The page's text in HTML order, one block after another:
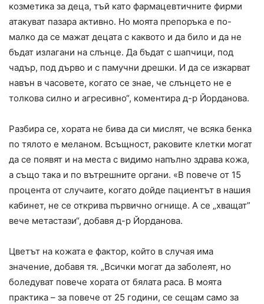
козметика за деца, тъй като фармацевтичните фирми
атакуват пазара активно. Но моята препоръка е по-
малко да се мажат децата с каквото и да било и да не
бъдат излагани на слънце. Да бъдат с шапчици, под
чадър, под дърво и с памучни дрешки. И да се изкарват
навън в часовете, когато се знае, че слънцето не е
толкова силно и агресивно“, коментира д-р Йорданова.
Разбира се, хората не бива да си мислят, че всяка бенка
по тялото е меланом. Всъщност, раковите клетки могат
да се появят и на места с видимо напълно здрава кожа,
а също така и по вътрешните органи. «В повече от 15
процента от случаите, когато дойде пациентът в нашия
кабинет, не се открива първично огнище. А се „хващат”
вече метастази“, добавя д-р Йорданова.
Цветът на кожата е фактор, който в случая има
значение, добавя тя. „Всички могат да заболеят, но
боледуват повече хората от бялата раса. В моята
практика – за повече от 25 години, се сещам само за